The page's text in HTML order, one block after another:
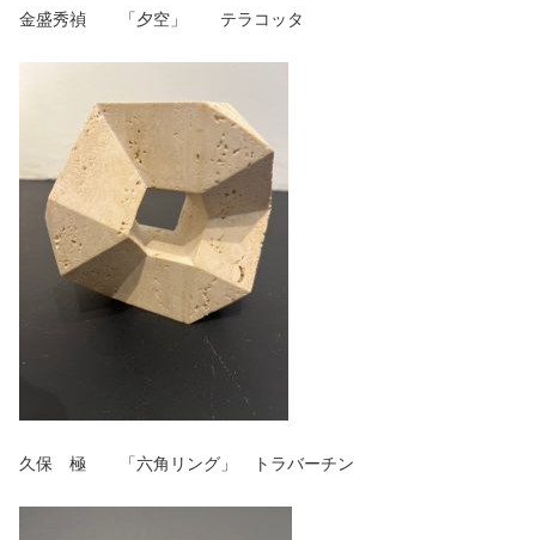
金盛秀禎 「夕空」 テラコッタ
久保 極 「六角リング」 トラバーチン